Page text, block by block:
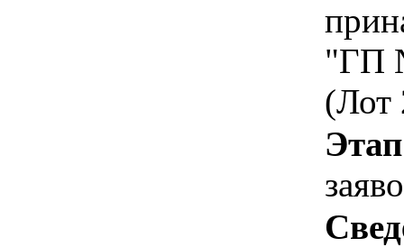
"ГП
(Лот